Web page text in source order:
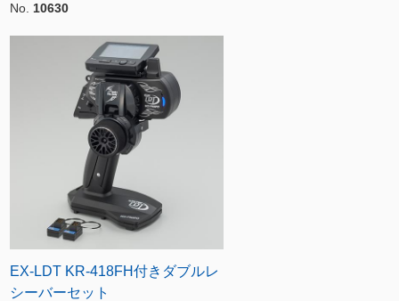
No. 10630
EX-LDT KR-418FH付きダブルレ
シーバーセット